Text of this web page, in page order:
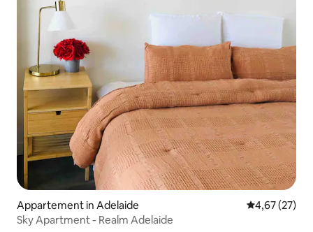
Appartement in Adelaide Gemiddelde
4,67 (27)
Sky Apartment - Realm Adelaide